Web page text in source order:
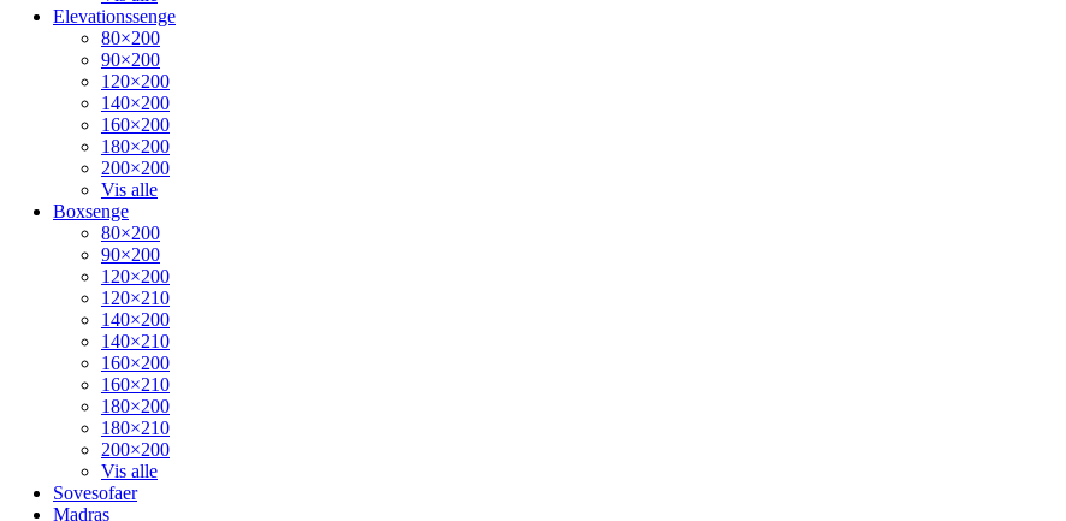
Elevationssenge
80×200
90×200
120×200
140×200
160×200
180×200
200×200
Vis alle
Boxsenge
80×200
90×200
120×200
120×210
140×200
140×210
160×200
160×210
180×200
180×210
200×200
Vis alle
Sovesofaer
Madras